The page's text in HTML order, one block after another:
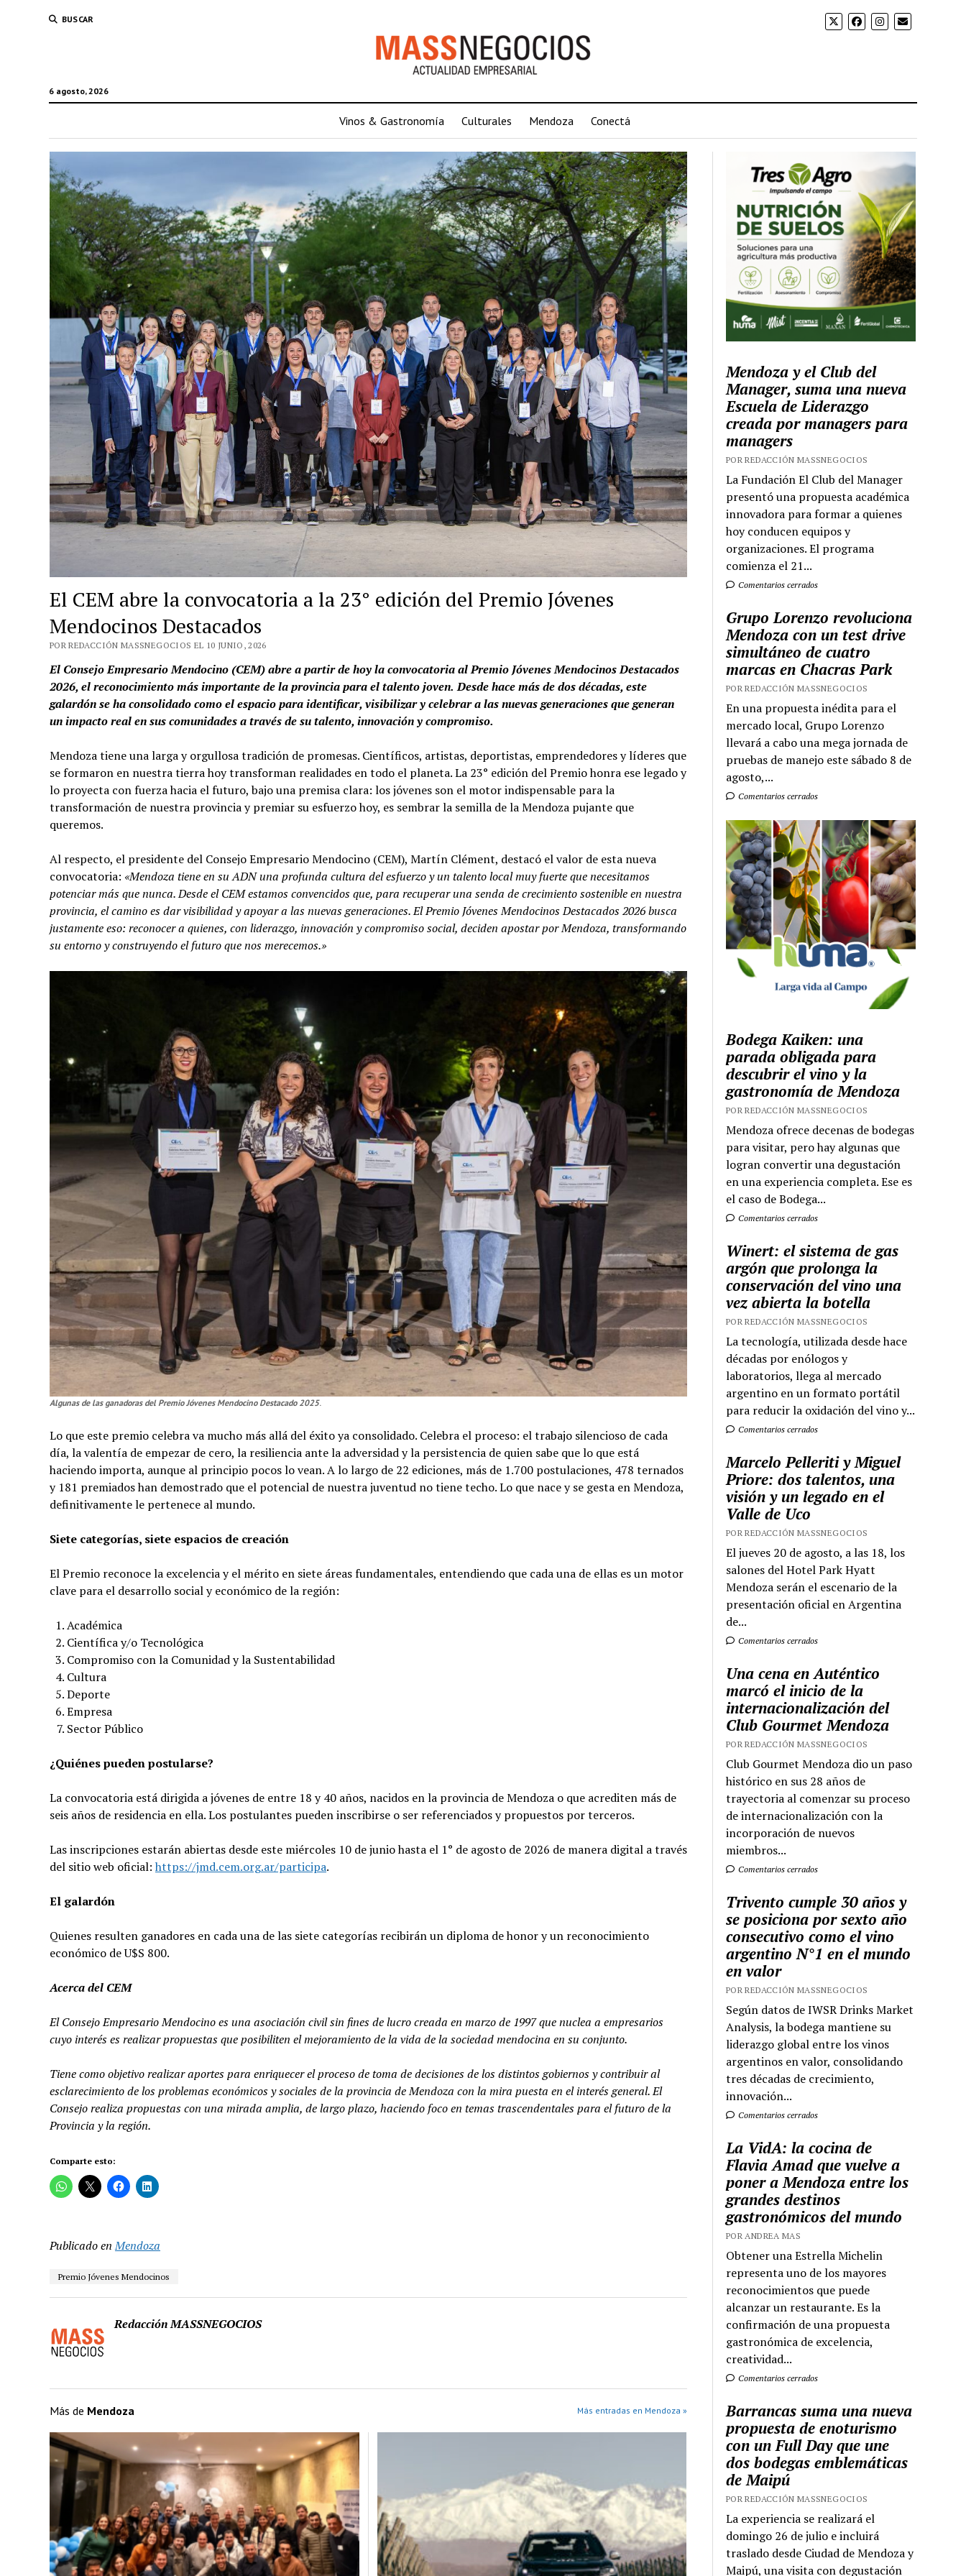
BUSCAR
6 agosto, 2026
Vinos & Gastronomía Culturales Mendoza Conectá
El CEM abre la convocatoria a la 23° edición del Premio Jóvenes
Mendocinos Destacados
POR REDACCIÓN MASSNEGOCIOS EL 10 JUNIO, 2026
El Consejo Empresario Mendocino (CEM) abre a partir de hoy la convocatoria al Premio Jóvenes Mendocinos Destacados
2026, el reconocimiento más importante de la provincia para el talento joven. Desde hace más de dos décadas, este
galardón se ha consolidado como el espacio para identificar, visibilizar y celebrar a las nuevas generaciones que generan
un impacto real en sus comunidades a través de su talento, innovación y compromiso.
Mendoza tiene una larga y orgullosa tradición de promesas. Científicos, artistas, deportistas, emprendedores y líderes que
se formaron en nuestra tierra hoy transforman realidades en todo el planeta. La 23° edición del Premio honra ese legado y
lo proyecta con fuerza hacia el futuro, bajo una premisa clara: los jóvenes son el motor indispensable para la
transformación de nuestra provincia y premiar su esfuerzo hoy, es sembrar la semilla de la Mendoza pujante que
queremos.
Al respecto, el presidente del Consejo Empresario Mendocino (CEM), Martín Clément, destacó el valor de esta nueva
convocatoria: «Mendoza tiene en su ADN una profunda cultura del esfuerzo y un talento local muy fuerte que necesitamos
potenciar más que nunca. Desde el CEM estamos convencidos que, para recuperar una senda de crecimiento sostenible en nuestra
provincia, el camino es dar visibilidad y apoyar a las nuevas generaciones. El Premio Jóvenes Mendocinos Destacados 2026 busca
justamente eso: reconocer a quienes, con liderazgo, innovación y compromiso social, deciden apostar por Mendoza, transformando
su entorno y construyendo el futuro que nos merecemos.»
Algunas de las ganadoras del Premio Jóvenes Mendocino Destacado 2025.
Lo que este premio celebra va mucho más allá del éxito ya consolidado. Celebra el proceso: el trabajo silencioso de cada
día, la valentía de empezar de cero, la resiliencia ante la adversidad y la persistencia de quien sabe que lo que está
haciendo importa, aunque al principio pocos lo vean. A lo largo de 22 ediciones, más de 1.700 postulaciones, 478 ternados
y 181 premiados han demostrado que el potencial de nuestra juventud no tiene techo. Lo que nace y se gesta en Mendoza,
definitivamente le pertenece al mundo.
Siete categorías, siete espacios de creación
El Premio reconoce la excelencia y el mérito en siete áreas fundamentales, entendiendo que cada una de ellas es un motor
clave para el desarrollo social y económico de la región:
Académica
Científica y/o Tecnológica
Compromiso con la Comunidad y la Sustentabilidad
Cultura
Deporte
Empresa
Sector Público
¿Quiénes pueden postularse?
La convocatoria está dirigida a jóvenes de entre 18 y 40 años, nacidos en la provincia de Mendoza o que acrediten más de
seis años de residencia en ella. Los postulantes pueden inscribirse o ser referenciados y propuestos por terceros.
Las inscripciones estarán abiertas desde este miércoles 10 de junio hasta el 1° de agosto de 2026 de manera digital a través
del sitio web oficial: https://jmd.cem.org.ar/participa.
El galardón
Quienes resulten ganadores en cada una de las siete categorías recibirán un diploma de honor y un reconocimiento
económico de U$S 800.
Acerca del CEM
El Consejo Empresario Mendocino es una asociación civil sin fines de lucro creada en marzo de 1997 que nuclea a empresarios
cuyo interés es realizar propuestas que posibiliten el mejoramiento de la vida de la sociedad mendocina en su conjunto.
Tiene como objetivo realizar aportes para enriquecer el proceso de toma de decisiones de los distintos gobiernos y contribuir al
esclarecimiento de los problemas económicos y sociales de la provincia de Mendoza con la mira puesta en el interés general. El
Consejo realiza propuestas con una mirada amplia, de largo plazo, haciendo foco en temas trascendentales para el futuro de la
Provincia y la región.
Comparte esto:
Publicado en Mendoza
Premio Jóvenes Mendocinos
Redacción MASSNEGOCIOS
Más de Mendoza Más entradas en Mendoza »
Mendoza y el Club del
Manager, suma una nueva
Escuela de Liderazgo
creada por managers para
managers
POR REDACCIÓN MASSNEGOCIOS
La Fundación El Club del Manager
presentó una propuesta académica
innovadora para formar a quienes
hoy conducen equipos y
organizaciones. El programa
comienza el 21...
Comentarios cerrados
Grupo Lorenzo revoluciona
Mendoza con un test drive
simultáneo de cuatro
marcas en Chacras Park
POR REDACCIÓN MASSNEGOCIOS
En una propuesta inédita para el
mercado local, Grupo Lorenzo
llevará a cabo una mega jornada de
pruebas de manejo este sábado 8 de
agosto,...
Comentarios cerrados
Bodega Kaiken: una
parada obligada para
descubrir el vino y la
gastronomía de Mendoza
POR REDACCIÓN MASSNEGOCIOS
Mendoza ofrece decenas de bodegas
para visitar, pero hay algunas que
logran convertir una degustación
en una experiencia completa. Ese es
el caso de Bodega...
Comentarios cerrados
Winert: el sistema de gas
argón que prolonga la
conservación del vino una
vez abierta la botella
POR REDACCIÓN MASSNEGOCIOS
La tecnología, utilizada desde hace
décadas por enólogos y
laboratorios, llega al mercado
argentino en un formato portátil
para reducir la oxidación del vino y...
Comentarios cerrados
Marcelo Pelleriti y Miguel
Priore: dos talentos, una
visión y un legado en el
Valle de Uco
POR REDACCIÓN MASSNEGOCIOS
El jueves 20 de agosto, a las 18, los
salones del Hotel Park Hyatt
Mendoza serán el escenario de la
presentación oficial en Argentina
de...
Comentarios cerrados
Una cena en Auténtico
marcó el inicio de la
internacionalización del
Club Gourmet Mendoza
POR REDACCIÓN MASSNEGOCIOS
Club Gourmet Mendoza dio un paso
histórico en sus 28 años de
trayectoria al comenzar su proceso
de internacionalización con la
incorporación de nuevos
miembros...
Comentarios cerrados
Trivento cumple 30 años y
se posiciona por sexto año
consecutivo como el vino
argentino N°1 en el mundo
en valor
POR REDACCIÓN MASSNEGOCIOS
Según datos de IWSR Drinks Market
Analysis, la bodega mantiene su
liderazgo global entre los vinos
argentinos en valor, consolidando
tres décadas de crecimiento,
innovación...
Comentarios cerrados
La VidA: la cocina de
Flavia Amad que vuelve a
poner a Mendoza entre los
grandes destinos
gastronómicos del mundo
POR ANDREA MAS
Obtener una Estrella Michelin
representa uno de los mayores
reconocimientos que puede
alcanzar un restaurante. Es la
confirmación de una propuesta
gastronómica de excelencia,
creatividad...
Comentarios cerrados
Barrancas suma una nueva
propuesta de enoturismo
con un Full Day que une
dos bodegas emblemáticas
de Maipú
POR REDACCIÓN MASSNEGOCIOS
La experiencia se realizará el
domingo 26 de julio e incluirá
traslado desde Ciudad de Mendoza y
Maipú, una visita con degustación